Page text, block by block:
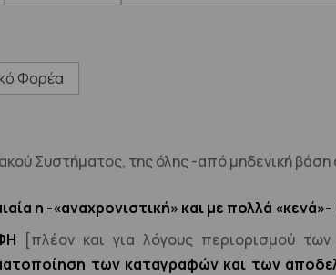
Φορέα
Συστήματος, της όλης -από μηδενική
η -«αναχρονιστική» και με πολλά
[πλέον και για λόγους περιορισμού
των καταγραφών και των